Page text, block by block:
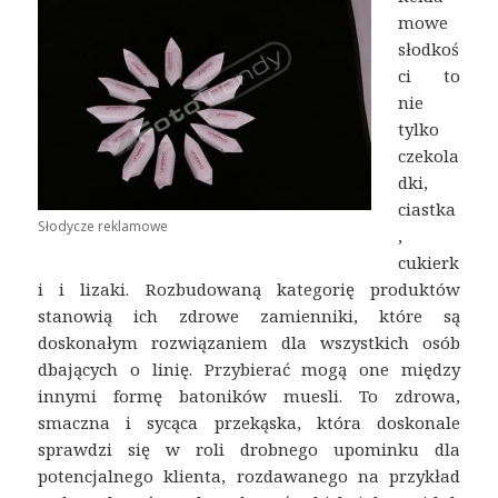
Słodycze reklamowe
mowe
słodkoś
ci to
nie
tylko
czekola
dki,
ciastka
,
cukierk
i i lizaki. Rozbudowaną kategorię produktów
stanowią ich zdrowe zamienniki, które są
doskonałym rozwiązaniem dla wszystkich osób
dbających o linię. Przybierać mogą one między
innymi formę batoników muesli. To zdrowa,
smaczna i sycąca przekąska, która doskonale
sprawdzi się w roli drobnego upominku dla
potencjalnego klienta, rozdawanego na przykład